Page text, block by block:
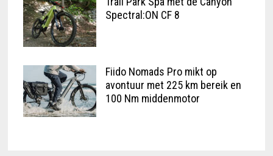
Spectral:ON CF 8
Fiido Nomads Pro mikt op
avontuur met 225 km bereik en
100 Nm middenmotor